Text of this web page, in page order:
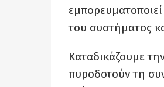
του συστήματος
Καταδικάζουμε
πυροδοτούν τη